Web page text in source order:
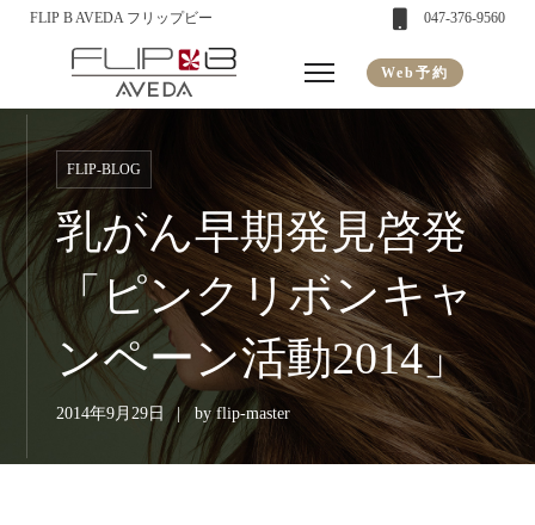
FLIP B AVEDA フリップビー 047-376-9560
Web予約
FLIP-BLOG
乳がん早期発見啓発
「ピンクリボンキャ
ンペーン活動2014」
2014年9月29日 by flip-master